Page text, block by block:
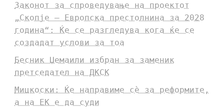
Законот за спроведување на проектот
„Скопје – Европска престолнина за 2028
година“: Ќе се разгледува кога ќе се
создадат услови за тоа
Бесник Џемаили избран за заменик
претседател на ДКСК
Мицкоски: Ќе направиме сè за реформите,
а на ЕК е да суди